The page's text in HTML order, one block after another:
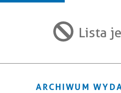
filtr
Lista
ARCHIWUM